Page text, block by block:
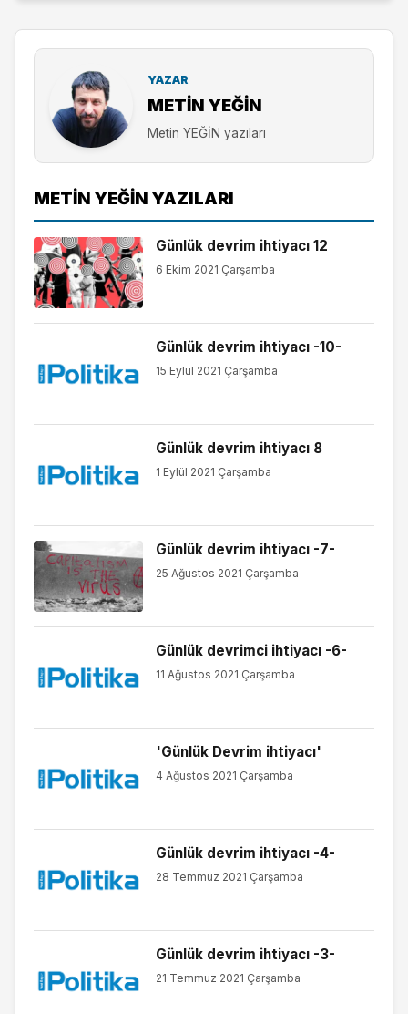
YAZAR
METIN YEĞİN
Metin YEĞİN yazıları
METIN YEĞİN YAZILARI
Günlük devrim ihtiyacı 12
6 Ekim 2021 Çarşamba
Günlük devrim ihtiyacı -10-
15 Eylül 2021 Çarşamba
Günlük devrim ihtiyacı 8
1 Eylül 2021 Çarşamba
Günlük devrim ihtiyacı -7-
25 Ağustos 2021 Çarşamba
Günlük devrimci ihtiyacı -6-
11 Ağustos 2021 Çarşamba
'Günlük Devrim ihtiyacı'
4 Ağustos 2021 Çarşamba
Günlük devrim ihtiyacı -4-
28 Temmuz 2021 Çarşamba
Günlük devrim ihtiyacı -3-
21 Temmuz 2021 Çarşamba